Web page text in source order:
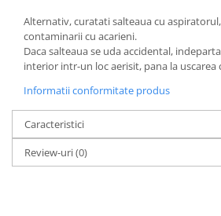
Alternativ, curatati salteaua cu
contaminarii cu acarieni.
Daca salteaua se uda accidental,
interior intr-un loc aerisit, pana la uscarea
Informatii conformitate produs
Caracteristici
Review-uri(0)